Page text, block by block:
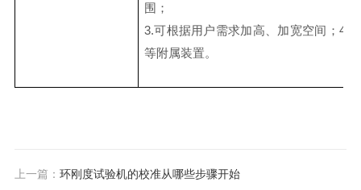
围；
3.可根据用户需求加高、加宽空间；4.
等附属装置。
上一篇： 环刚度试验机的校准从哪些步骤开始